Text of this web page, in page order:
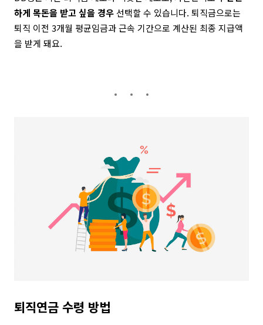
하게 목돈을 받고 싶을 경우선택할 수 있습니다. 퇴직금으로는
퇴직 이전 3개월 평균임금과 근속 기간으로 계산된 최종 지급액
을 받게 돼요.
퇴직연금 수령 방법